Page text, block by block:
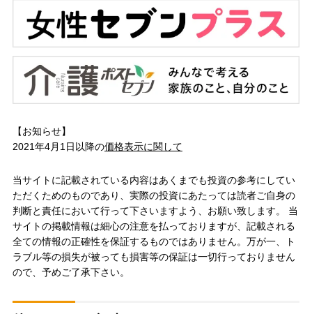
【お知らせ】
2021年4月1日以降の価格表示に関して
当サイトに記載されている内容はあくまでも投資の参考にしてい
ただくためのものであり、実際の投資にあたっては読者ご自身の
判断と責任において行って下さいますよう、お願い致します。 当
サイトの掲載情報は細心の注意を払っておりますが、記載される
全ての情報の正確性を保証するものではありません。万が一、ト
ラブル等の損失が被っても損害等の保証は一切行っておりません
ので、予めご了承下さい。